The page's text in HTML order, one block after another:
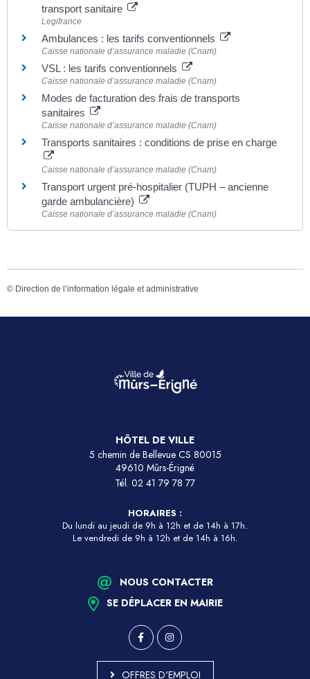
transport sanitaire
Legifrance
Ambulances : les tarifs conventionnels
Caisse nationale d’assurance maladie (Cnam)
VSL : les tarifs conventionnels
Caisse nationale d’assurance maladie (Cnam)
Modes de facturation des frais de transports
sanitaires
Caisse nationale d’assurance maladie (Cnam)
Transports sanitaires : conditions de prise en charge
Caisse nationale d’assurance maladie (Cnam)
Transport urgent pré-hospitalier (TUPH – ancienne
garde ambulancière)
Caisse nationale d’assurance maladie (Cnam)
© Direction de l’information légale et administrative
HÔTEL DE VILLE
5 chemin de Bellevue CS 80015
49610 Mûrs-Érigné
Tél. 02 41 79 78 77
HORAIRES :
Du lundi au jeudi de 9h à 12h et de 14h à 17h.
Le vendredi de 9h à 12h et de 14h à 16h.
NOUS CONTACTER
SE DÉPLACER EN MAIRIE
OFFRES D'EMPLOI